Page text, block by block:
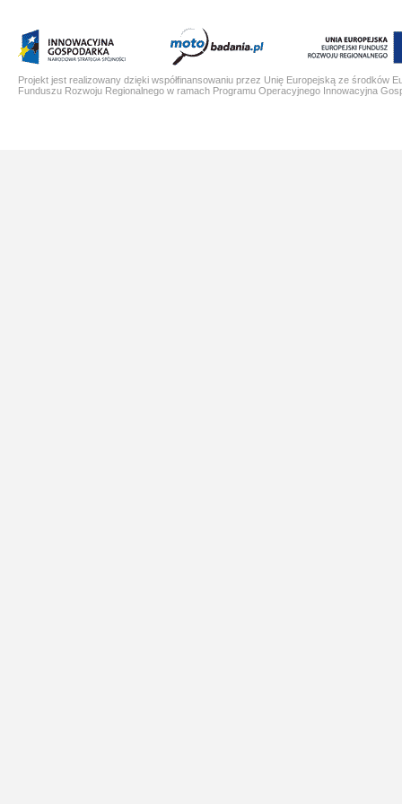
Projekt jest realizowany dzięki współfinansowaniu przez Unię Europejską ze środków
Funduszu Rozwoju Regionalnego w ramach Programu Operacyjnego Innowacyjna